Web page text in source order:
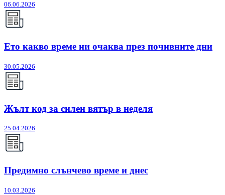
06.06.2026
Ето какво време ни очаква през почивните дни
30.05.2026
Жълт код за силен вятър в неделя
25.04.2026
Предимно слънчево време и днес
10.03.2026